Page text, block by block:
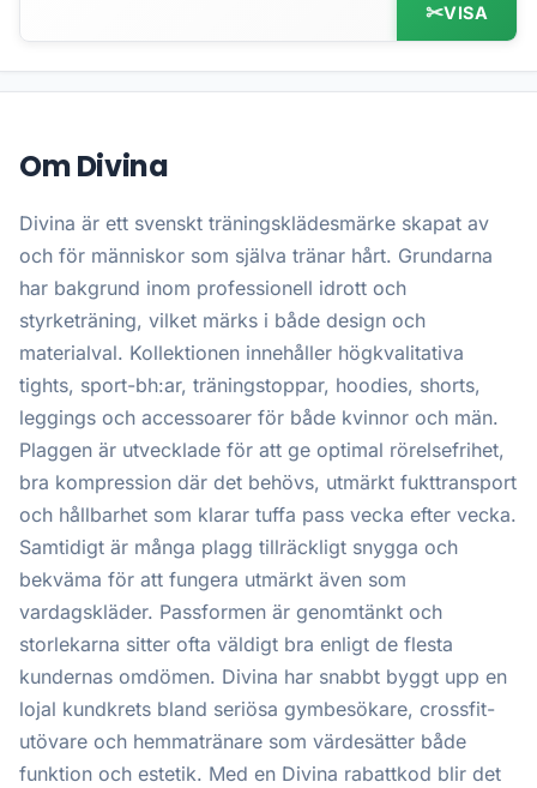
VISA
Om Divina
Divina är ett svenskt träningsklädesmärke skapat av
och för människor som själva tränar hårt. Grundarna
har bakgrund inom professionell idrott och
styrketräning, vilket märks i både design och
materialval. Kollektionen innehåller högkvalitativa
tights, sport-bh:ar, träningstoppar, hoodies, shorts,
leggings och accessoarer för både kvinnor och män.
Plaggen är utvecklade för att ge optimal rörelsefrihet,
bra kompression där det behövs, utmärkt fukttransport
och hållbarhet som klarar tuffa pass vecka efter vecka.
Samtidigt är många plagg tillräckligt snygga och
bekväma för att fungera utmärkt även som
vardagskläder. Passformen är genomtänkt och
storlekarna sitter ofta väldigt bra enligt de flesta
kundernas omdömen. Divina har snabbt byggt upp en
lojal kundkrets bland seriösa gymbesökare, crossfit-
utövare och hemmatränare som värdesätter både
funktion och estetik. Med en Divina rabattkod blir det